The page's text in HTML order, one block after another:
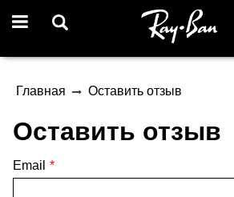
Главная Оставить отзыв
Оставить отзыв
Email